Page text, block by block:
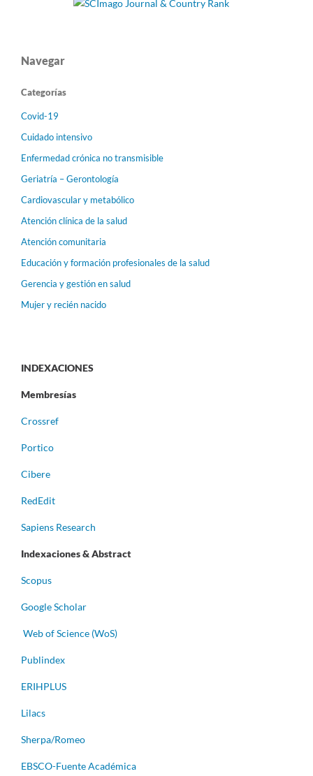
Navegar
Categorías
Covid-19
Cuidado intensivo
Enfermedad crónica no transmisible
Geriatría – Gerontología
Cardiovascular y metabólico
Atención clínica de la salud
Atención comunitaria
Educación y formación profesionales de la salud
Gerencia y gestión en salud
Mujer y recién nacido
INDEXACIONES
Membresías
Crossref
Portico
Cibere
RedEdit
Sapiens Research
Indexaciones & Abstract
Scopus
Google Scholar
Web of Science (WoS)
Publindex
ERIHPLUS
Lilacs
Sherpa/Romeo
EBSCO-Fuente Académica